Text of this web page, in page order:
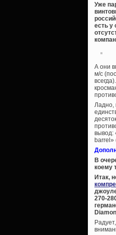
Уже
есть у
А они
м/с
Ладно,
вывод:
barrel»
В
коему
Итак,
270-